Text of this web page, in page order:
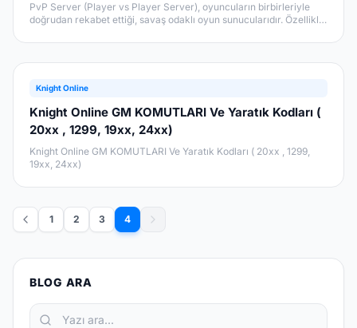
PvP Server (Player vs Player Server), oyuncuların birbirleriyle
doğrudan rekabet ettiği, savaş odaklı oyun sunucularıdır. Özellikle
Game) sıkça karşımıza çıkan bu sistemler, oyunculara klasik oyun
Knight Online
Knight Online GM KOMUTLARI Ve Yaratık Kodları (
20xx , 1299, 19xx, 24xx)
Knight Online GM KOMUTLARI Ve Yaratık Kodları ( 20xx , 1299,
19xx, 24xx)
1 2 3 4
BLOG ARA